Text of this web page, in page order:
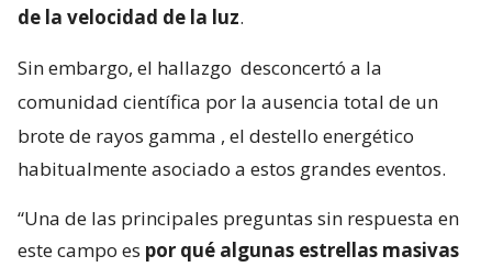
de la velocidad de la luz.
Sin embargo, el hallazgo desconcertó a la
comunidad científica por la ausencia total de un
brote de rayos gamma , el destello energético
habitualmente asociado a estos grandes eventos.
“Una de las principales preguntas sin respuesta en
este campo es por qué algunas estrellas masivas